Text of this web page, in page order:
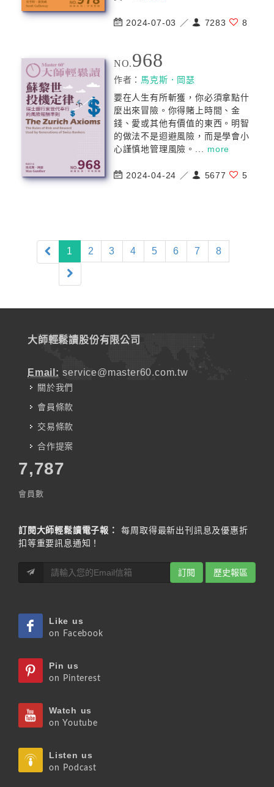
2024-07-03 ／ 7283 8
NO.968
作者： 馬克斯．岡瑟
要在人生有所斬獲，你必須拿點什
麼出來冒險。你得賭上時間、金
錢、愛或其他有價值的東西。明智
的做法不是迴避風險，而是學會小
心謹慎地管理風險。... more
2024-04-24 ／ 5677 5
1 (current)
2 3 4 5 6 7 8
大師輕鬆讀股份有限公司
Email: service@master60.com.tw
關於我們
會員條款
交易條款
合作提案
7,787
會員數
訂閱大師輕鬆讀電子報：
每周取得最新出刊訊息及優惠折
扣等重要訊息通知！
訂閱 歷史報區
Like us
on Facebook
Pin us
on Pinterest
Watch us
on Youtube
Listen us
on Podcast